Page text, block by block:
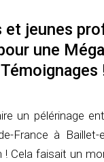
jeunes
une
un pélérinage
France à Baillet-
Cela faisait un